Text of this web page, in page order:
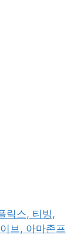
릭스, 티빙,
브, 아마존프